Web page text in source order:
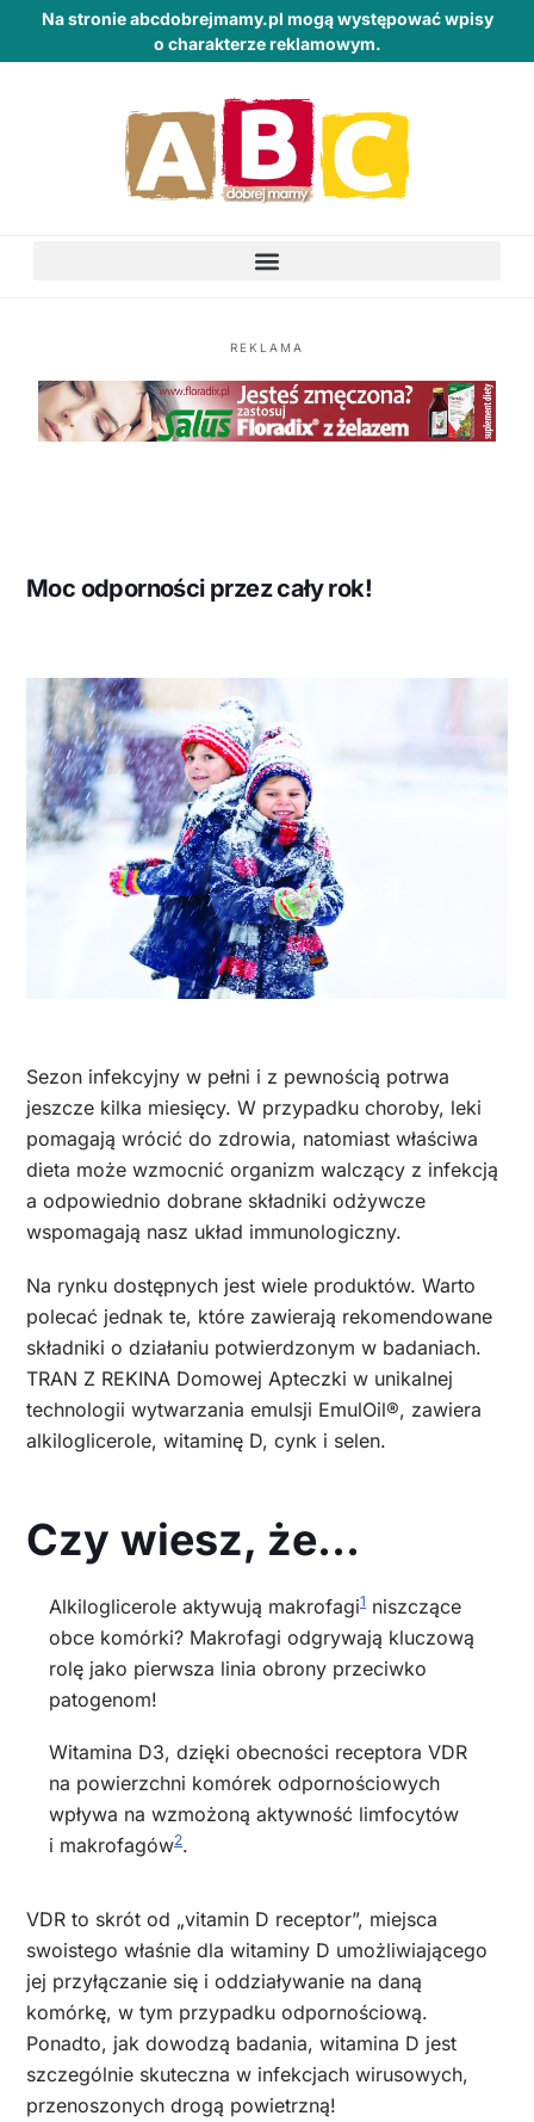
Na stronie abcdobrejmamy.pl mogą występować wpisy
o charakterze reklamowym.
REKLAMA
Moc odporności przez cały rok!
Sezon infekcyjny w pełni i z pewnością potrwa
jeszcze kilka miesięcy. W przypadku choroby, leki
pomagają wrócić do zdrowia, natomiast właściwa
dieta może wzmocnić organizm walczący z infekcją
a odpowiednio dobrane składniki odżywcze
wspomagają nasz układ immunologiczny.
Na rynku dostępnych jest wiele produktów. Warto
polecać jednak te, które zawierają rekomendowane
składniki o działaniu potwierdzonym w badaniach.
TRAN Z REKINA Domowej Apteczki w unikalnej
technologii wytwarzania emulsji EmulOil®, zawiera
alkiloglicerole, witaminę D, cynk i selen.
Czy wiesz, że…
Alkiloglicerole aktywują makrofagi1 niszczące
obce komórki? Makrofagi odgrywają kluczową
rolę jako pierwsza linia obrony przeciwko
patogenom!
Witamina D3, dzięki obecności receptora VDR
na powierzchni komórek odpornościowych
wpływa na wzmożoną aktywność limfocytów
i makrofagów2.
VDR to skrót od „vitamin D receptor”, miejsca
swoistego właśnie dla witaminy D umożliwiającego
jej przyłączanie się i oddziaływanie na daną
komórkę, w tym przypadku odpornościową.
Ponadto, jak dowodzą badania, witamina D jest
szczególnie skuteczna w infekcjach wirusowych,
przenoszonych drogą powietrzną!